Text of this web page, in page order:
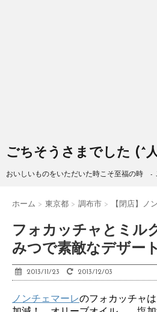
ごちそうさまでした (^
おいしいものをいただいた時こそ至福の時 -
ホーム > 東京都 > 調布市 > 【閉店】ノ
フォカッチャとミル
みつで素敵なデザー
2013/11/23 2013/12/03
ノンチェマーレのフォカッチャ